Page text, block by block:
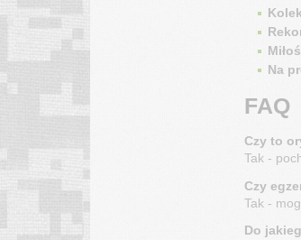
Na
FAQ
Czy to
Tak -
Czy
Tak -
Do